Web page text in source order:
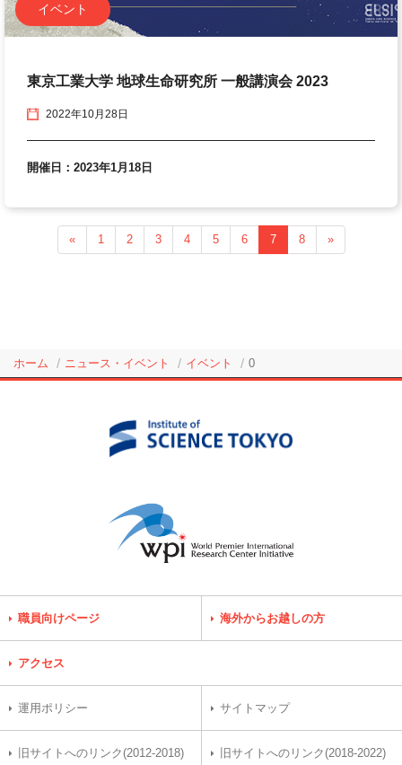
イベント
東京工業大学 地球生命研究所 一般講演会 2023
2022年10月28日
開催日：2023年1月18日
« 1 2 3 4 5 6 7 8 »
ホーム ニュース・イベント イベント 0
職員向けページ 海外からお越しの方
アクセス
運用ポリシー サイトマップ
旧サイトへのリンク(2012-2018) 旧サイトへのリンク(2018-2022)